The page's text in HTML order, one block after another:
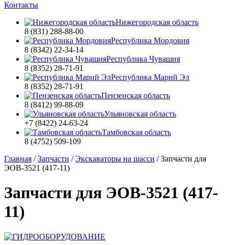
Контакты
Нижегородская область
8 (831) 288-88-00
Республика Мордовия
8 (8342) 22-34-14
Республика Чувашия
8 (8352) 28-71-91
Республика Марий Эл
8 (8352) 28-71-91
Пензенская область
8 (8412) 99-88-09
Ульяновская область
+7 (8422) 24-63-24
Тамбовская область
8 (4752) 509-109
Главная /Запчасти /Экскаваторы на шасси /Запчасти для
ЭОВ-3521 (417-11)
Запчасти для ЭОВ-3521 (417-
11)